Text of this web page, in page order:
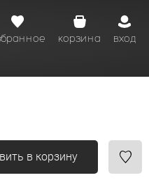
вход
корзина
в корзину